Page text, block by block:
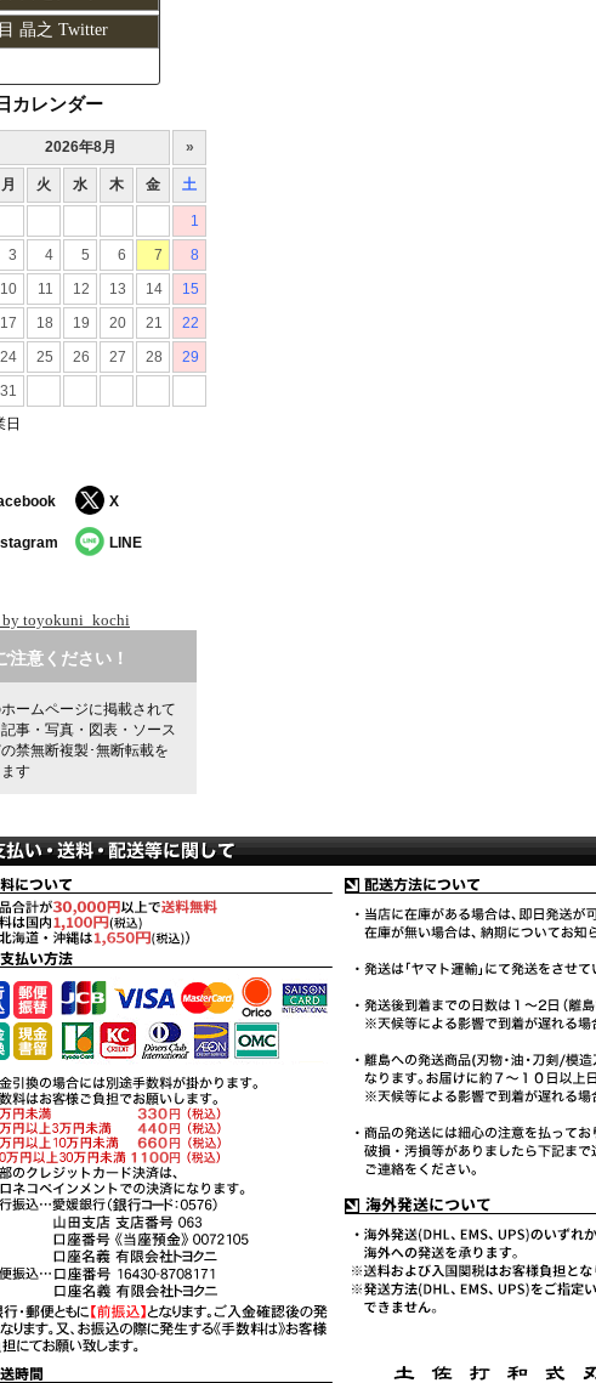
晶之 Twitter
カレンダー
X
LINE
by toyokuni_kochi
注意ください！
ホームページに掲載されて
事・写真・図表・ソース
禁無断複製･無断転載を
す